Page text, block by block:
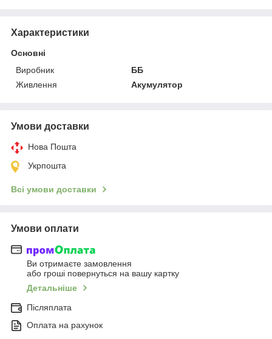
Характеристики
Основні
Виробник
ББ
Живлення
Акумулятор
Умови доставки
Нова Пошта
Укрпошта
Всі умови доставки
Умови оплати
Ви отримаєте замовлення
або гроші повернуться на вашу картку
Детальніше
Післяплата
Оплата на рахунок